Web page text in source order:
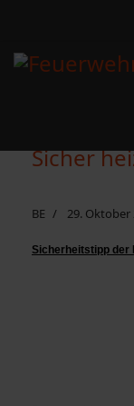
Sicher
BE 29. Oktober
Sicherheitstipp der